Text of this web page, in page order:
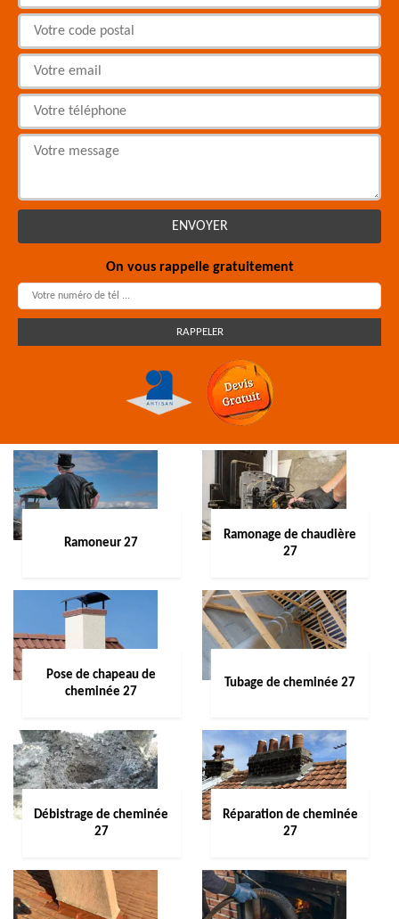
On vous rappelle gratuitement
Ramoneur 27
Ramonage de chaudière
27
Pose de chapeau de
cheminée 27
Tubage de cheminée 27
Débistrage de cheminée
27
Réparation de cheminée
27